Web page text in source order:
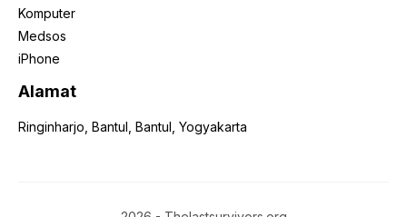
Komputer
Medsos
iPhone
Alamat
Ringinharjo, Bantul, Bantul, Yogyakarta